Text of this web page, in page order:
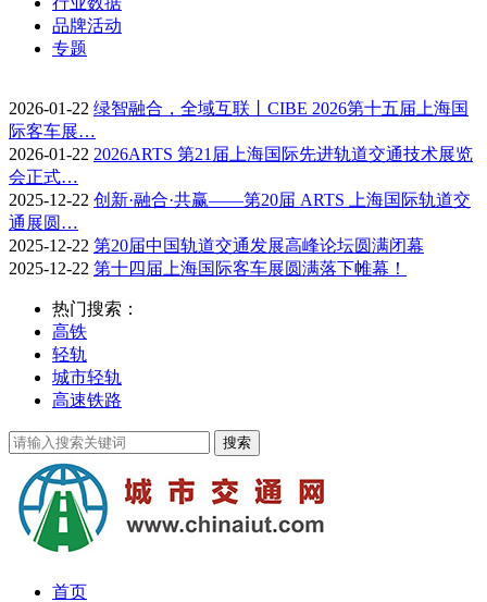
品牌活动
专题
2026-01-22 绿智融合，全域互联丨CIBE 2026第十五届上海国
际客车展…
2026-01-22 2026ARTS 第21届上海国际先进轨道交通技术展览
会正式…
2025-12-22 创新·融合·共赢——第20届 ARTS 上海国际轨道交
通展圆…
2025-12-22 第20届中国轨道交通发展高峰论坛圆满闭幕
2025-12-22 第十四届上海国际客车展圆满落下帷幕！
热门搜索：
高铁
轻轨
城市轻轨
高速铁路
首页